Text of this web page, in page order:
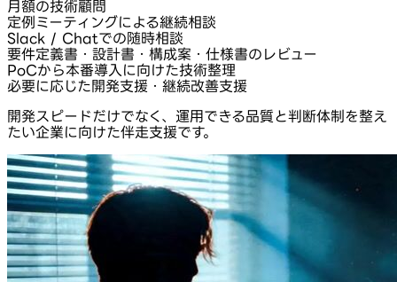
月額の技術顧問
定例ミーティングによる継続相談
Slack / Chatでの随時相談
要件定義書・設計書・構成案・仕様書のレビュー
PoCから本番導入に向けた技術整理
必要に応じた開発支援・継続改善支援
開発スピードだけでなく、運用できる品質と判断体制を整え
たい企業に向けた伴走支援です。